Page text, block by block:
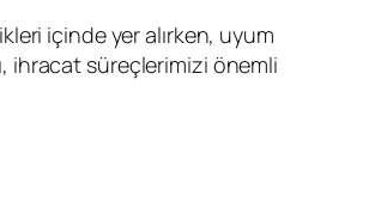
içinde yer alırken, uyum
ihracat süreçlerimizi önemli